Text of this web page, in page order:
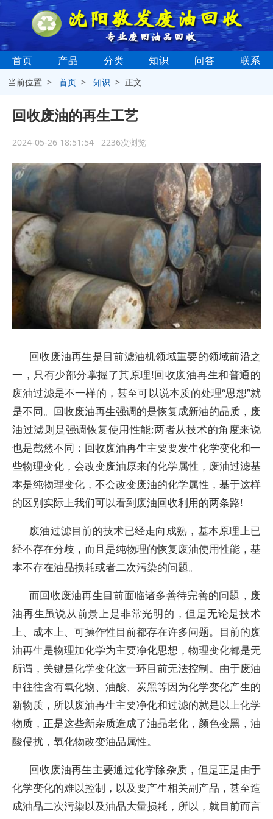
首页 产品 分类 知识 问答 联系
当前位置 >首页 >知识 > 正文
回收废油的再生工艺
2024-05-26 18:51:54 2236次浏览
回收废油再生是目前滤油机领域重要的领域前沿之
一，只有少部分掌握了其原理!回收废油再生和普通的
废油过滤是不一样的，甚至可以说本质的处理“思想”就
是不同。回收废油再生强调的是恢复成新油的品质，废
油过滤则是强调恢复使用性能;两者从技术的角度来说
也是截然不同：回收废油再生主要要发生化学变化和一
些物理变化，会改变废油原来的化学属性，废油过滤基
本是纯物理变化，不会改变废油的化学属性，基于这样
的区别实际上我们可以看到废油回收利用的两条路!
废油过滤目前的技术已经走向成熟，基本原理上已
经不存在分歧，而且是纯物理的恢复废油使用性能，基
本不存在油品损耗或者二次污染的问题。
而回收废油再生目前面临诸多善待完善的问题，废
油再生虽说从前景上是非常光明的，但是无论是技术
上、成本上、可操作性目前都存在许多问题。目前的废
油再生是物理加化学为主要净化思想，物理变化都是无
所谓，关键是化学变化这一环目前无法控制。由于废油
中往往含有氧化物、油酸、炭黑等因为化学变化产生的
新物质，所以废油再生主要净化和过滤的就是以上化学
物质，正是这些新杂质造成了油品老化，颜色变黑，油
酸侵扰，氧化物改变油品属性。
回收废油再生主要通过化学除杂质，但是正是由于
化学变化的难以控制，以及要产生相关副产品，甚至造
成油品二次污染以及油品大量损耗，所以，就目前而言